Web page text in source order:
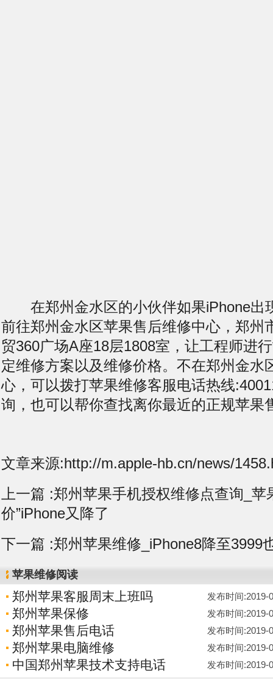
在郑州金水区的小伙伴如果iPhone出
前往郑州金水区苹果售后维修中心，郑州
贸360广场A座18层1808室，让工程师进
定维修方案以及维修价格。不在郑州金水
心，可以拨打苹果维修客服电话热线
询，也可以帮你查找离你最近的正规苹果
文章来源:http://m.apple-hb.cn/news/
上一篇 :郑州苹果手机授权维修点查询_苹
价”iPhone又降了
下一篇 :郑州苹果维修_iPhone8降至3999
苹果维修阅读
郑州苹果客服周末上班吗 发布时间:2019-
郑州苹果保修 发布时间:2019-
郑州苹果售后电话 发布时间:2019-
郑州苹果电脑维修 发布时间:2019-
中国郑州苹果技术支持电话 发布时间:2019-